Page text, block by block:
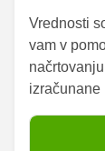
Vrednosti
vam v
izračunane